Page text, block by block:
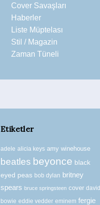
Cover Savaşları
Haberler
Liste Müptelası
Stil / Magazin
Zaman Tüneli
Etiketler
adele alicia keys amy winehouse
beatles beyonce black
eyed peas bob dylan britney
spears bruce springsteen cover david
bowie eddie vedder eminem fergie